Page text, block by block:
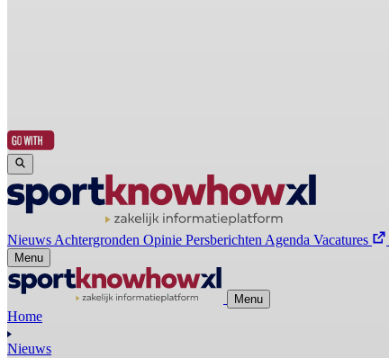
Nieuws Achtergronden Opinie Persberichten Agenda Vacatures
Menu
Menu
Home
Nieuws